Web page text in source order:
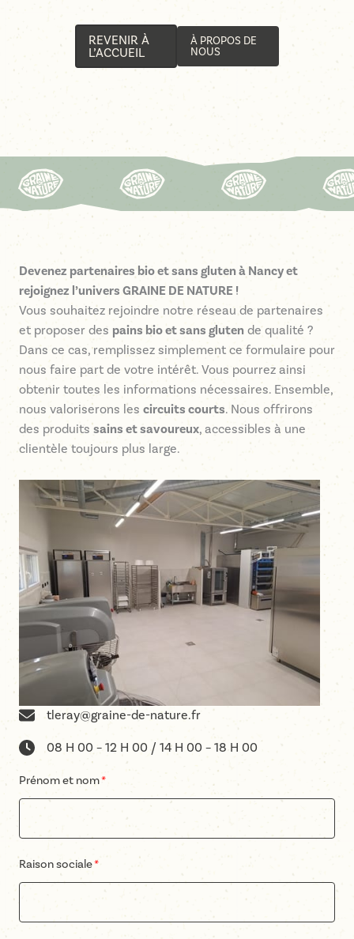
REVENIR À
L’ACCUEIL
À PROPOS DE
NOUS
Devenez partenaires bio et sans gluten à Nancy et
rejoignez l’univers GRAINE DE NATURE !
Vous souhaitez rejoindre notre réseau de partenaires
et proposer des pains bio et sans gluten de qualité ?
Dans ce cas, remplissez simplement ce formulaire pour
nous faire part de votre intérêt. Vous pourrez ainsi
obtenir toutes les informations nécessaires. Ensemble,
nous valoriserons les circuits courts. Nous offrirons
des produitssains et savoureux, accessibles à une
clientèle toujours plus large.
tleray@graine-de-nature.fr
08 H 00 – 12 H 00 / 14 H 00 – 18 H 00
Prénom et nom
Raison sociale